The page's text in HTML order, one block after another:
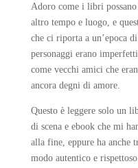
Adoro come i libri possano
altro tempo e luogo, e
che ci riporta a un’epoca
personaggi erano
come vecchi amici che
ancora degni di amore.
Questo è leggere solo un
di scena e ebook che mi
alla fine, eppure ha anche
modo autentico e